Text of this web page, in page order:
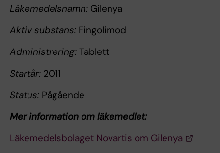
Läkemedelsnamn: Gilenya
Aktiv substans: Fingolimod
Administrering: Tablett
Startår: 2011
Status: Pågående
Mer information om läkemedlet:
Läkemedelsbolaget Novartis om Gilenya